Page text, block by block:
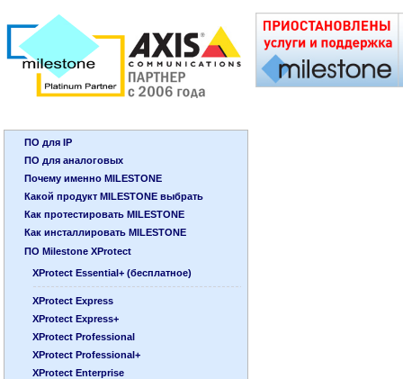
ПО для IP
ПО для аналоговых
Почему именно MILESTONE
Какой продукт MILESTONE выбрать
Как протестировать MILESTONE
Как инсталлировать MILESTONE
ПО Milestone XProtect
XProtect Essential+ (бесплатное)
XProtect Express
XProtect Express+
XProtect Professional
XProtect Professional+
XProtect Enterprise